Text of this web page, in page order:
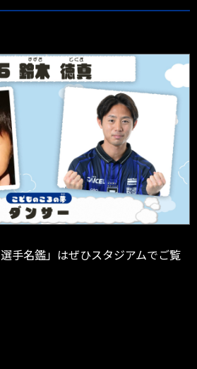
手名鑑」はぜひスタジアムでご覧